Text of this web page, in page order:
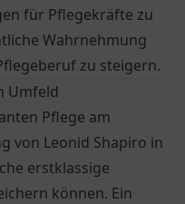
für Pflegekräfte zu
Wahrnehmung
zu steigern.
Umfeld
Pflege am
von Leonid Shapiro in
erstklassige
können. Ein